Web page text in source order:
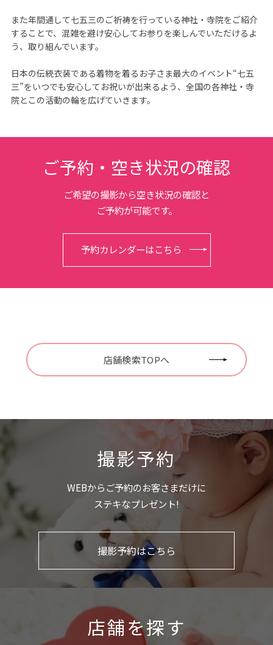
また年間通して七五三のご祈祷を行っている神社・寺院をご紹介
することで、混雑を避け安心してお参りを楽しんでいただけるよ
う、取り組んでいます。
日本の伝統衣装である着物を着るお子さま最大のイベント“七五
三”をいつでも安心してお祝いが出来るよう、全国の各神社・寺
院とこの活動の輪を広げていきます。
ご予約・空き状況の確認
ご希望の撮影から空き状況の確認と
ご予約が可能です。
予約カレンダーはこちら
店舗検索TOPへ
撮影予約
WEBからご予約のお客さまだけに
ステキなプレゼント!
撮影予約はこちら
店舗を探す